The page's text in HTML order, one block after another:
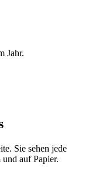
Jahr.
Sie sehen jede
auf Papier.